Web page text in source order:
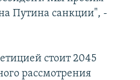
Путина санкции", -
стоит 2045
рассмотрения